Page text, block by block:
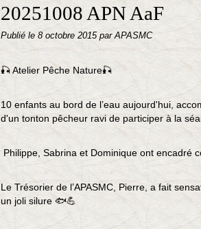
20251008 APN AaF
Publié le 8 octobre 2015 par APASMC
🎣 Atelier Pêche Nature🎣
10 enfants au bord de l’eau aujourd'hui,
d'un tonton pêcheur ravi de participer à la
Philippe, Sabrina et Dominique ont encadré
Le Trésorier de l’APASMC, Pierre, a fait
un joli silure 🐟💪